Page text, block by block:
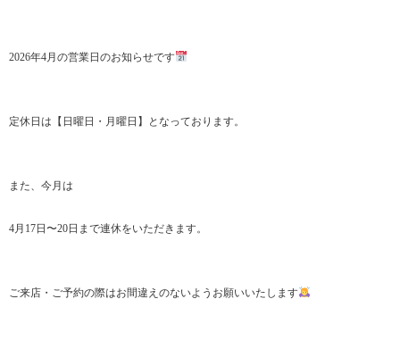
2026年4月の営業日のお知らせです
定休日は【日曜日・月曜日】となっております。
また、今月は
4月17日〜20日まで連休をいただきます。
ご来店・ご予約の際はお間違えのないようお願いいたします